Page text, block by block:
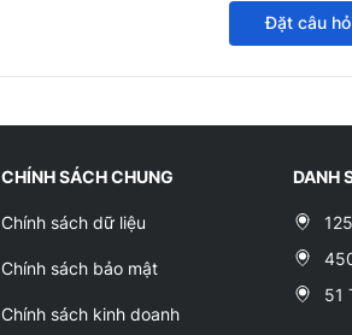
Đặt câu
CHÍNH SÁCH CHUNG
Chính sách dữ liệu
Chính sách bảo mật
Chính sách kinh doanh
DANH
51